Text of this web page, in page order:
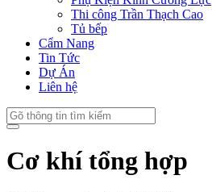
Thi công Trần Thạch Cao
Tủ bếp
Cẩm Nang
Tin Tức
Dự Án
Liên hệ
Cơ khí tổng hợp